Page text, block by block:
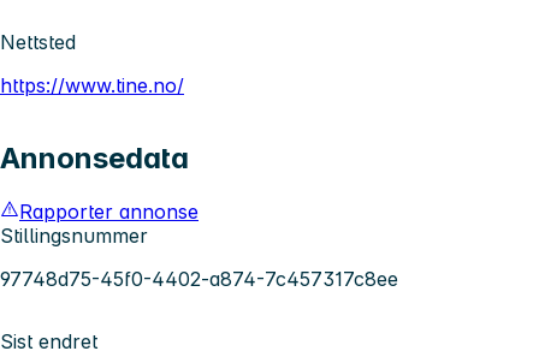
Nettsted
https://www.tine.no/
Annonsedata
Rapporter annonse
Stillingsnummer
97748d75-45f0-4402-a874-7c457317c8ee
Sist endret